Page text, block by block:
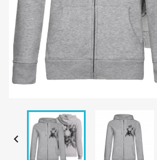
